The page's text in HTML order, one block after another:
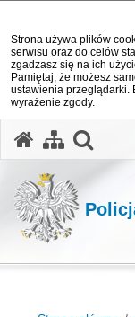
Strona używa plików
serwisu oraz do celów
zgadzasz się na ich
Pamiętaj, że możesz
ustawienia przeglądarki.
wyrażenie zgody.